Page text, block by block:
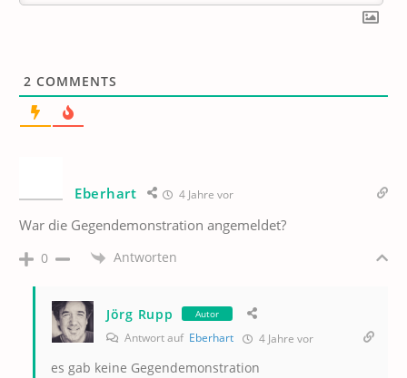
2 COMMENTS
Eberhart 4 Jahre vor
War die Gegendemonstration angemeldet?
0 Antworten
Jörg Rupp Autor
Antwort auf Eberhart 4 Jahre vor
es gab keine Gegendemonstration